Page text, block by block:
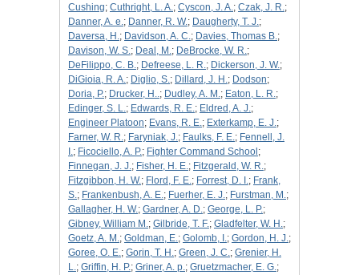
Cushing; Cuthright, L. A.; Cyscon, J. A.; Czak, J. R.;
Danner, A. e.; Danner, R. W.; Daugherty, T. J.;
Daversa, H.; Davidson, A. C.; Davies, Thomas B.;
Davison, W. S.; Deal, M.; DeBrocke, W. R.;
DeFilippo, C. B.; Defreese, L. R.; Dickerson, J. W.;
DiGioia, R. A.; Diglio, S.; Dillard, J. H.; Dodson;
Doria, P.; Drucker, H..; Dudley, A. M.; Eaton, L. R.;
Edinger, S. L.; Edwards, R. E.; Eldred, A. J.;
Engineer Platoon; Evans, R. E.; Exterkamp, E. J.;
Farner, W. R.; Faryniak, J.; Faulks, F. E.; Fennell, J.
I.; Ficociello, A. P.; Fighter Command School ;
Finnegan, J. J.; Fisher, H. E.; Fitzgerald, W. R.;
Fitzgibbon, H. W.; Flord, F. E.; Forrest, D. I.; Frank,
S.; Frankenbush, A. E.; Fuerher, E. J.; Furstman, M.;
Gallagher, H. W.; Gardner, A. D.; George, L. P.;
Gibney, William M.; Gilbride, T. F.; Gladfelter, W. H.;
Goetz, A. M.; Goldman, E.; Golomb, I.; Gordon, H. J.;
Goree, O. E.; Gorin, T. H.; Green, J. C.; Grenier, H.
L.; Griffin, H. P.; Griner, A. p.; Gruetzmacher, E. G.;